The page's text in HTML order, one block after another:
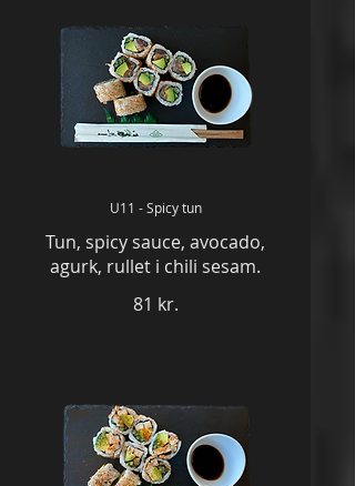
U11 - Spicy tun
Tun, spicy sauce, avocado,
agurk, rullet i chili sesam.
81 kr.